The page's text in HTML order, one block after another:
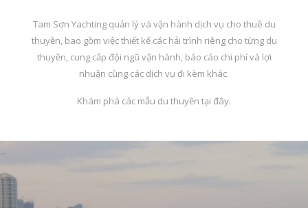
Tam Sơn Yachting quản lý và vận hành dịch vụ cho thuê du
thuyền, bao gồm việc thiết kế các hải trình riêng cho từng du
thuyền, cung cấp đội ngũ vận hành, báo cáo chi phí và lợi
nhuận cùng các dịch vụ đi kèm khác.
Khám phá các mẫu du thuyền tại đây.